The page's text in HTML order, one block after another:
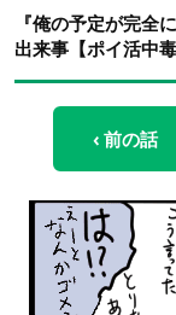
『俺の予定が完全
出来事【ポイ活中
‹ 前の話